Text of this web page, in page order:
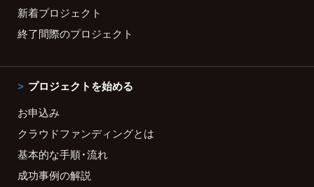
新着プロジェクト
終了間際のプロジェクト
プロジェクトを始める
お申込み
クラウドファンディングとは
基本的な手順・流れ
成功事例の解説